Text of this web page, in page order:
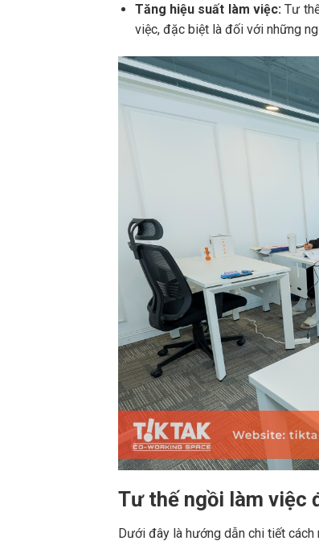
Tăng hiệu suất làm việc: Tư
việc, đặc biệt là đối với những
Tư thế ngồi làm việc
Dưới đây là hướng dẫn chi tiết